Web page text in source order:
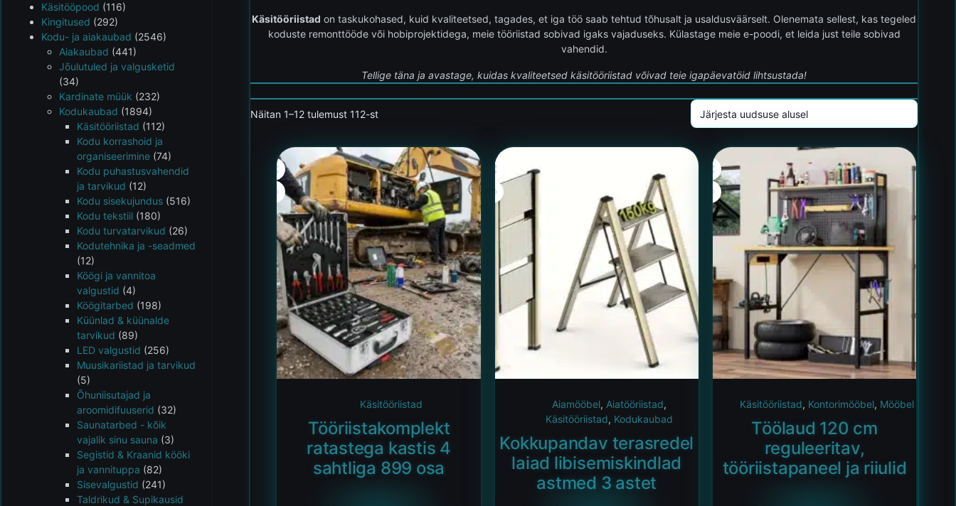
Käsitööriistad on taskukohased, kuid kvaliteetsed, tagades, et iga töö saab tehtud tõhusalt ja usaldusväärselt. Olenemata sellest, kas tegeled
koduste remonttööde või hobiprojektidega, meie tööriistad sobivad igaks vajaduseks. Külastage meie e-poodi, et leida just teile sobivad
vahendid.
Tellige täna ja avastage, kuidas kvaliteetsed käsitööriistad võivad teie igapäevatöid lihtsustada!
Näitan 1–12 tulemust 112-st
Käsitööriistad
Tööriistakomplekt
ratastega kastis 4
sahtliga 899 osa
Aiamööbel, Aiatööriistad,
Käsitööriistad, Kodukaubad
Kokkupandav terasredel
laiad libisemiskindlad
astmed 3 astet
Käsitööriistad, Kontorimööbel, Mööbel
Töölaud 120 cm
reguleeritav,
tööriistapaneel ja riiulid
Käsitööpood (116)
Kingitused (292)
Kodu- ja aiakaubad (2546)
Aiakaubad (441)
Jõulutuled ja valgusketid
(34)
Kardinate müük (232)
Kodukaubad (1894)
Käsitööriistad (112)
Kodu korrashoid ja
organiseerimine (74)
Kodu puhastusvahendid
ja tarvikud (12)
Kodu sisekujundus (516)
Kodu tekstiil (180)
Kodu turvatarvikud (26)
Kodutehnika ja -seadmed
(12)
Köögi ja vannitoa
valgustid (4)
Köögitarbed (198)
Küünlad & küünalde
tarvikud (89)
LED valgustid (256)
Muusikariistad ja tarvikud
(5)
Õhuniisutajad ja
aroomidifuuserid (32)
Saunatarbed - kõik
vajalik sinu sauna (3)
Segistid & Kraanid kööki
ja vannituppa (82)
Sisevalgustid (241)
Taldrikud & Supikausid